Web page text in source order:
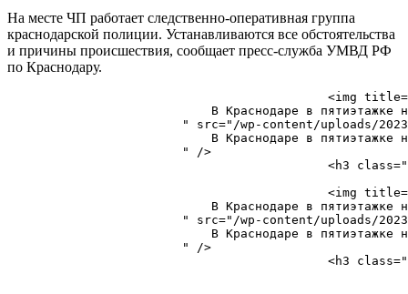
На месте ЧП работает следственно-оперативная группа
краснодарской полиции. Устанавливаются все обстоятельства
и причины происшествия, сообщает пресс-служба УМВД РФ
по Краснодару.
<img
В Краснодаре в
" src="/wp-content/uploads/
В Краснодаре в
                        " />
<img
В Краснодаре в
" src="/wp-content/uploads/
В Краснодаре в
                        " />